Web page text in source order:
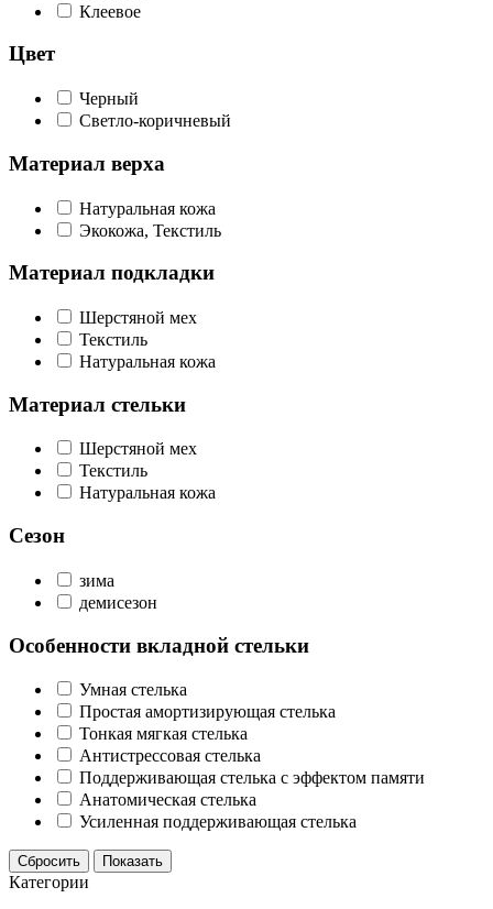
Клеевое
Цвет
Черный
Светло-коричневый
Материал верха
Натуральная кожа
Экокожа, Текстиль
Материал подкладки
Шерстяной мех
Текстиль
Натуральная кожа
Материал стельки
Шерстяной мех
Текстиль
Натуральная кожа
Сезон
зима
демисезон
Особенности вкладной стельки
Умная стелька
Простая амортизирующая стелька
Тонкая мягкая стелька
Антистрессовая стелька
Поддерживающая стелька с эффектом памяти
Анатомическая стелька
Усиленная поддерживающая стелька
Сбросить Показать
Категории